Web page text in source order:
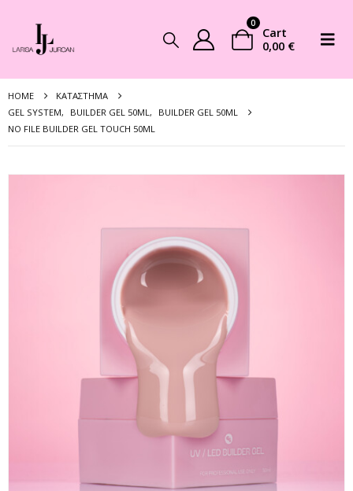
0
Cart
0,00 €
HOME
ΚΑΤΆΣΤΗΜΑ
GEL SYSTEM, BUILDER GEL 50ML,
BUILDER GEL 50ML
NO FILE BUILDER GEL TOUCH 50ML